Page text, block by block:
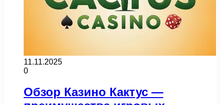
11.11.2025
0
Обзор Казино Кактус —